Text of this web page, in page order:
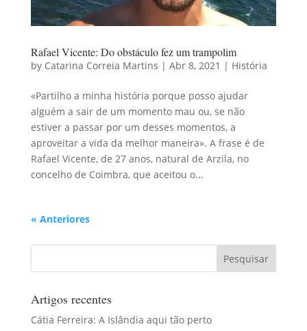
Rafael Vicente: Do obstáculo fez um trampolim
by Catarina Correia Martins | Abr 8, 2021 | História
«Partilho a minha história porque posso ajudar
alguém a sair de um momento mau ou, se não
estiver a passar por um desses momentos, a
aproveitar a vida da melhor maneira». A frase é de
Rafael Vicente, de 27 anos, natural de Arzila, no
concelho de Coimbra, que aceitou o...
« Anteriores
Artigos recentes
Cátia Ferreira: A Islândia aqui tão perto